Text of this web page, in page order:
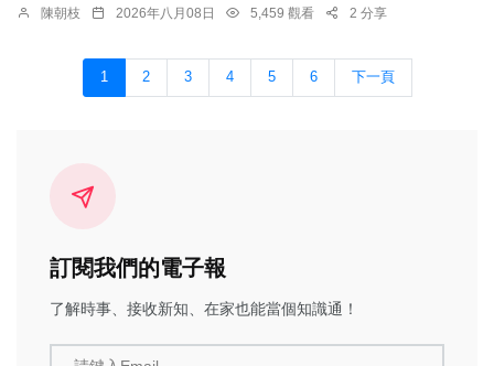
陳朝枝 2026年八月08日 5,459 觀看 2 分享
1 2 3 4 5 6 下一頁
訂閱我們的電子報
了解時事、接收新知、在家也能當個知識通！